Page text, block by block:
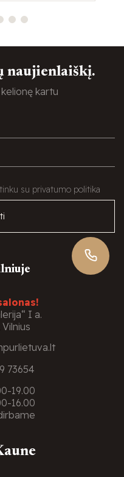
naujienlaiškį.
kartu
su privatumo politika
I a.
73654
19.00
16.00